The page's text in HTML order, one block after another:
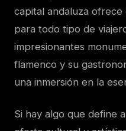
capital andaluza ofrece
para todo tipo de
impresionantes
flamenco y su
una inmersión en la
Si hay algo que define